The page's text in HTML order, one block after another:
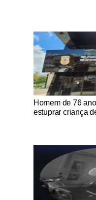
Notícias Católicas
Homem de 76
estuprar criança